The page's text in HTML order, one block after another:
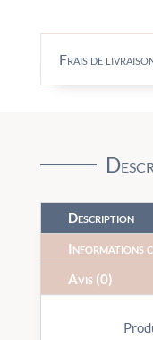
Frais de
Description
Informations
Avis (0)